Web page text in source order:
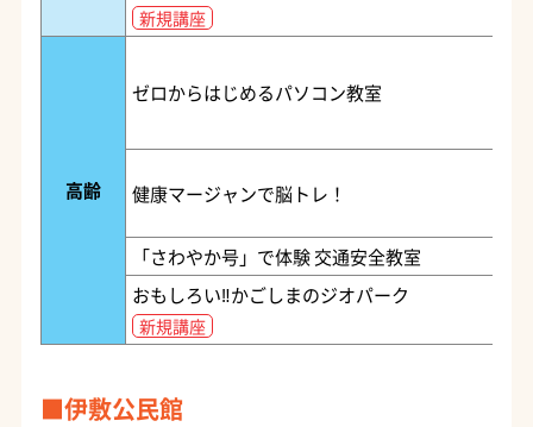
新規講座
高齢
ゼロからはじめるパソコン教室
健康マージャンで脳トレ！
「さわやか号」で体験 交通安全教室
おもしろい‼かごしまのジオパーク
新規講座
伊敷公民館